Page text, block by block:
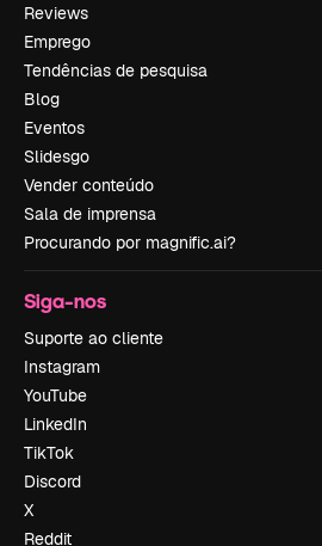
Reviews
Emprego
Tendências de pesquisa
Blog
Eventos
Slidesgo
Vender conteúdo
Sala de imprensa
Procurando por magnific.ai?
Siga-nos
Suporte ao cliente
Instagram
YouTube
LinkedIn
TikTok
Discord
X
Reddit